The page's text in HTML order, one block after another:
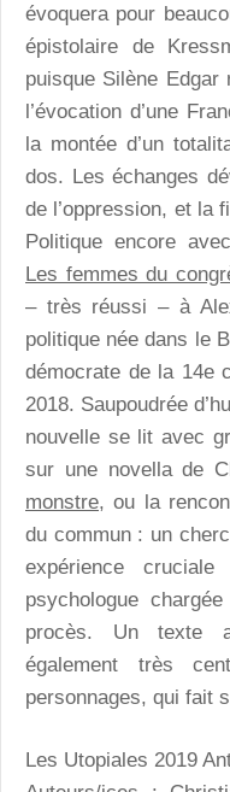
évoquera pour
épistolaire de
puisque Silène
l’évocation d’une
la montée d’un
dos. Les échanges
de l’oppression, et la
Politique encore
Les femmes du
– très réussi – à
politique née dans le
démocrate de la 14e
2018. Saupoudrée
nouvelle se lit avec
sur une novella de
monstre, ou la
du commun : un
expérience
psychologue
procès. Un texte
également très
personnages, qui fait
Les Utopiales 2019